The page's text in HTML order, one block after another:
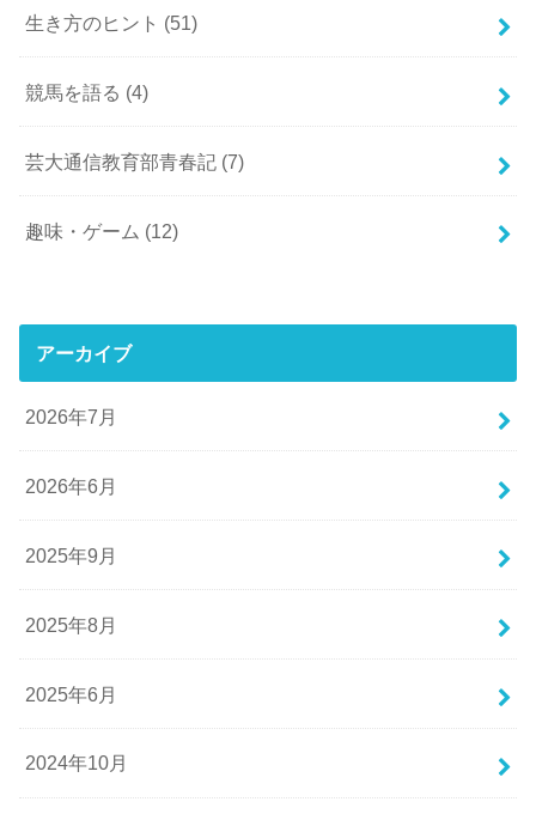
生き方のヒント (51)
競馬を語る (4)
芸大通信教育部青春記 (7)
趣味・ゲーム (12)
アーカイブ
2026年7月
2026年6月
2025年9月
2025年8月
2025年6月
2024年10月